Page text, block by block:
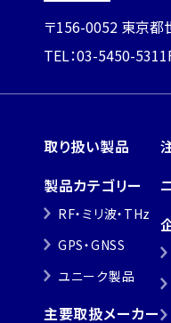
〒156-0052 東京
TEL：03-5450-5311
取り扱い製品
製品カテゴリー
RF・ミリ波・THz
GPS・GNSS
ユニーク製品
主要取扱メーカー